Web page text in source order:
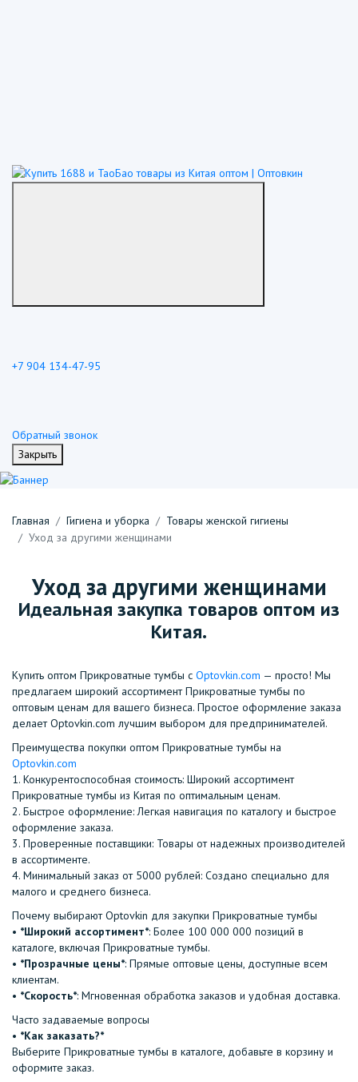
+7 904 134-47-95
Обратный звонок
Закрыть
Главная Гигиена и уборка
Товары женской гигиены
Уход за другими женщинами
Уход за другими женщинами
Идеальная закупка товаров оптом из
Китая.
Купить оптом Прикроватные тумбы с Optovkin.com — просто! Мы
предлагаем широкий ассортимент Прикроватные тумбы по
оптовым ценам для вашего бизнеса. Простое оформление заказа
делает Optovkin.com лучшим выбором для предпринимателей.
Преимущества покупки оптом Прикроватные тумбы на
Optovkin.com
1.⁠ ⁠Конкурентоспособная стоимость: Широкий ассортимент
Прикроватные тумбы из Китая по оптимальным ценам.
2.⁠ ⁠Быстрое оформление: Легкая навигация по каталогу и быстрое
оформление заказа.
3.⁠ ⁠Проверенные поставщики: Товары от надежных производителей
в ассортименте.
4.⁠ ⁠Минимальный заказ от 5000 рублей: Создано специально для
малого и среднего бизнеса.
Почему выбирают Optovkin для закупки Прикроватные тумбы
•⁠ ⁠ *Широкий ассортимент*: Более 100 000 000 позиций в
каталоге, включая Прикроватные тумбы.
•⁠ ⁠ *Прозрачные цены*: Прямые оптовые цены, доступные всем
клиентам.
•⁠ ⁠ *Скорость*: Мгновенная обработка заказов и удобная доставка.
Часто задаваемые вопросы
•⁠ ⁠*Как заказать?*
Выберите Прикроватные тумбы в каталоге, добавьте в корзину и
оформите заказ.